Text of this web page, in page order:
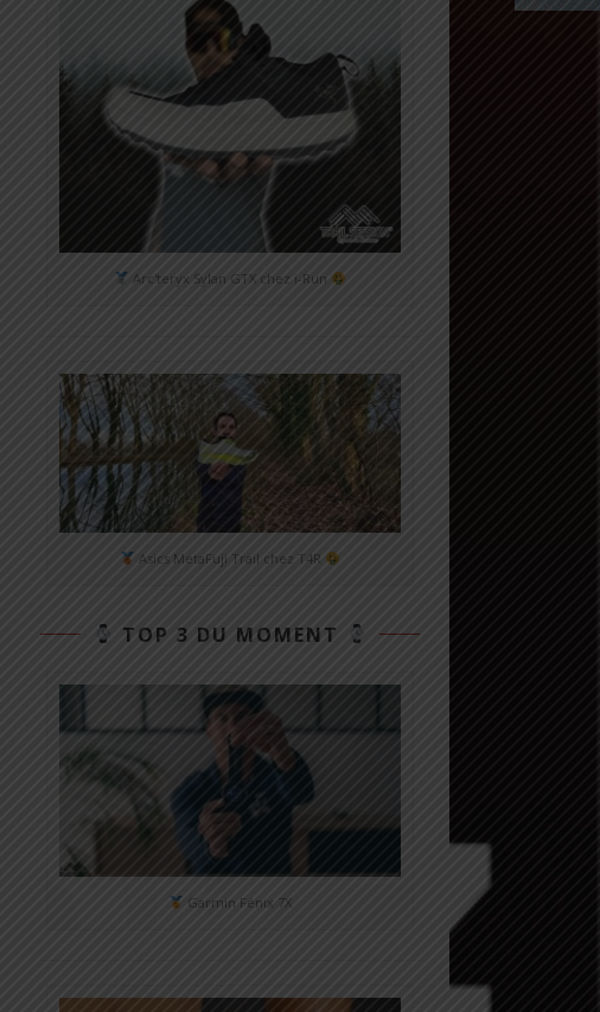
Arc'teryx Sylan GTX chez i-Run
Asics MetaFuji Trail chez T4R
TOP 3 DU MOMENT
Garmin Fénix 7X